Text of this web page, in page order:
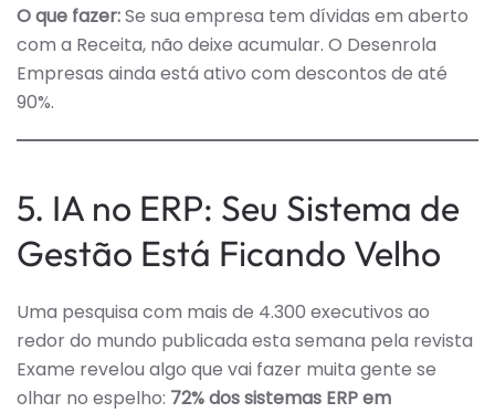
O que fazer:Se sua empresa tem dívidas em aberto
com a Receita, não deixe acumular. O Desenrola
Empresas ainda está ativo com descontos de até
90%.
5. IA no ERP: Seu Sistema de
Gestão Está Ficando Velho
Uma pesquisa com mais de 4.300 executivos ao
redor do mundo publicada esta semana pela revista
Exame revelou algo que vai fazer muita gente se
olhar no espelho: 72% dos sistemas ERP em